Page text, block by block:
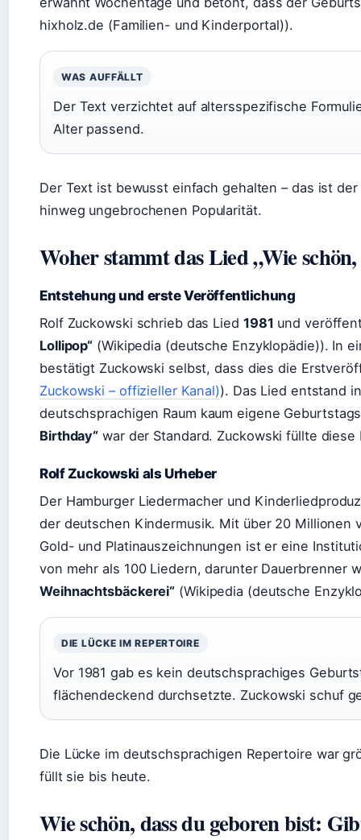
hixholz.de (Familien- und Kinderportal)).
WAS AUFFÄLLT
Der Text verzichtet auf altersspezifische
Alter passend.
Der Text ist bewusst einfach gehalten – das ist
hinweg ungebrochenen Popularität.
Woher stammt das Lied „Wie
Entstehung und erste Veröffentlichung
Rolf Zuckowski schrieb das Lied 1981 und
Lollipop“ (Wikipedia (deutsche Enzyklopädie)). In
bestätigt Zuckowski selbst, dass dies die
Zuckowski – offizieller Kanal)). Das Lied entstand
deutschsprachigen Raum kaum eigene
Birthday“ war der Standard. Zuckowski füllte diese
Rolf Zuckowski als Urheber
Der Hamburger Liedermacher und
der deutschen Kindermusik. Mit über 20 Millionen
Gold- und Platinauszeichnungen ist er eine
von mehr als 100 Liedern, darunter Dauerbrenner
Weihnachtsbäckerei“ (Wikipedia (deutsche
DIE LÜCKE IM REPERTOIRE
Vor 1981 gab es kein deutschsprachiges
flächendeckend durchsetzte. Zuckowski schuf
Die Lücke im deutschsprachigen Repertoire war
füllt sie bis heute.
Wie schön, dass du geboren bist: